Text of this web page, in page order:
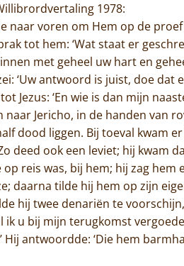
1978:
naar voren om Hem op de
tot hem: ‘Wat staat er
met geheel uw hart en
‘Uw antwoord is juist, doe
Jezus: ‘En wie is dan mijn
naar Jericho, in de handen van
dood liggen. Bij toeval kwam
deed ook een leviet; hij kwam
op reis was, bij hem; hij zag
daarna tilde hij hem op zijn
hij twee denariën te
u bij mijn terugkomst
Hij antwoordde: ‘Die hem